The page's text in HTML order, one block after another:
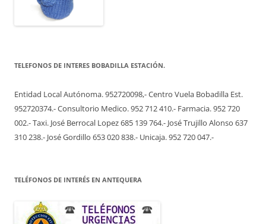
TELEFONOS DE INTERES BOBADILLA ESTACIÓN.
Entidad Local Autónoma. 952720098,- Centro Vuela Bobadilla Est.
952720374.- Consultorio Medico. 952 712 410.- Farmacia. 952 720
002.- Taxi. José Berrocal Lopez 685 139 764.- José Trujillo Alonso 637
310 238.- José Gordillo 653 020 838.- Unicaja. 952 720 047.-
TELÉFONOS DE INTERÉS EN ANTEQUERA